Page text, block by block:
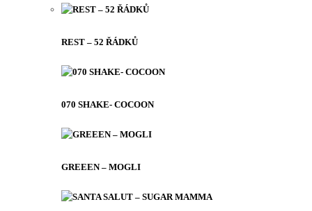
REST – 52 ŘÁDKŮ
070 SHAKE- COCOON
GREEEN – MOGLI